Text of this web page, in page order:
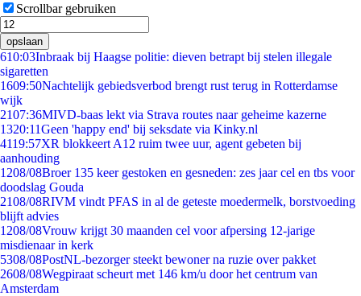
Scrollbar gebruiken
opslaan
610:03Inbraak bij Haagse politie: dieven betrapt bij stelen illegale
sigaretten
1609:50Nachtelijk gebiedsverbod brengt rust terug in Rotterdamse
wijk
2107:36MIVD-baas lekt via Strava routes naar geheime kazerne
1320:11Geen 'happy end' bij seksdate via Kinky.nl
4119:57XR blokkeert A12 ruim twee uur, agent gebeten bij
aanhouding
1208/08Broer 135 keer gestoken en gesneden: zes jaar cel en tbs voor
doodslag Gouda
2108/08RIVM vindt PFAS in al de geteste moedermelk, borstvoeding
blijft advies
1208/08Vrouw krijgt 30 maanden cel voor afpersing 12-jarige
misdienaar in kerk
5308/08PostNL-bezorger steekt bewoner na ruzie over pakket
2608/08Wegpiraat scheurt met 146 km/u door het centrum van
Amsterdam